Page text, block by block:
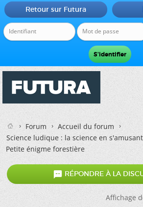
Retour sur Futura
Forum
Accueil du forum
Science ludique : la science en s'amusant
Petite énigme forestière
 RÉPONDRE À LA
Affichage